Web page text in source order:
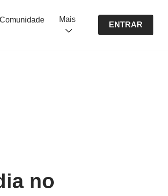
Comunidade Mais
ENTRAR
no